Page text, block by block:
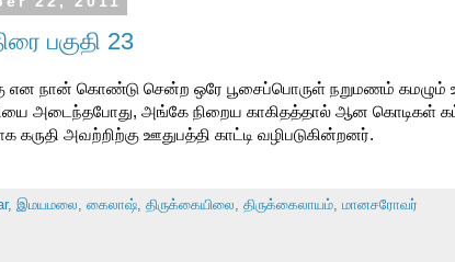
பகுதி 23
என நான் கொண்டு சென்ற ஒரே பூசைப்பொருள் நறுமணம் கமழும்
அடைந்தபோது, அங்கே நிறைய காகிதத்தால் ஆன கொடிகள்
அவற்றிற்கு ஊதுபத்தி காட்டி வழிபடுகின்றனர்.
, இமயமலை, கைலாஷ், திருக்கையிலை, திருக்கைலாயம், மானசரோவர்